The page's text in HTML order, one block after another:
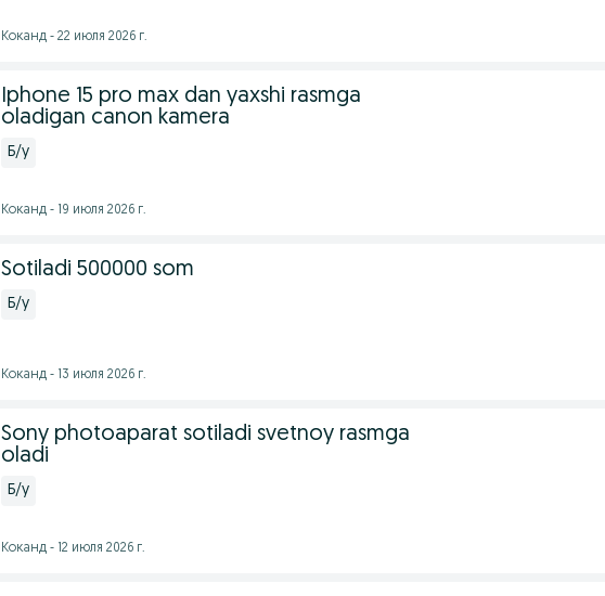
Коканд - 22 июля 2026 г.
Iphone 15 pro max dan yaxshi rasmga
oladigan canon kamera
Б/у
Коканд - 19 июля 2026 г.
Sotiladi 500000 som
Б/у
Коканд - 13 июля 2026 г.
Sony photoaparat sotiladi svetnoy rasmga
oladi
Б/у
Коканд - 12 июля 2026 г.